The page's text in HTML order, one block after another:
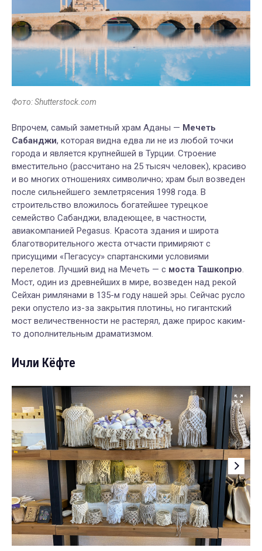
Фото: Shutterstock.com
Впрочем, самый заметный храм Аданы — Мечеть
Сабанджи, которая видна едва ли не из любой точки
города и является крупнейшей в Турции. Строение
вместительно (рассчитано на 25 тысяч человек), красиво
и во многих отношениях символично; храм был возведен
после сильнейшего землетрясения 1998 года. В
строительство вложилось богатейшее турецкое
семейство Сабанджи, владеющее, в частности,
авиакомпанией Pegasus. Красота здания и широта
благотворительного жеста отчасти примиряют с
присущими «Пегасусу» спартанскими условиями
перелетов. Лучший вид на Мечеть — с моста Ташкопрю.
Мост, один из древнейших в мире, возведен над рекой
Сейхан римлянами в 135-м году нашей эры. Сейчас русло
реки опустело из-за закрытия плотины, но гигантский
мост величественности не растерял, даже прирос каким-
то дополнительным драматизмом.
Ичли Кёфте